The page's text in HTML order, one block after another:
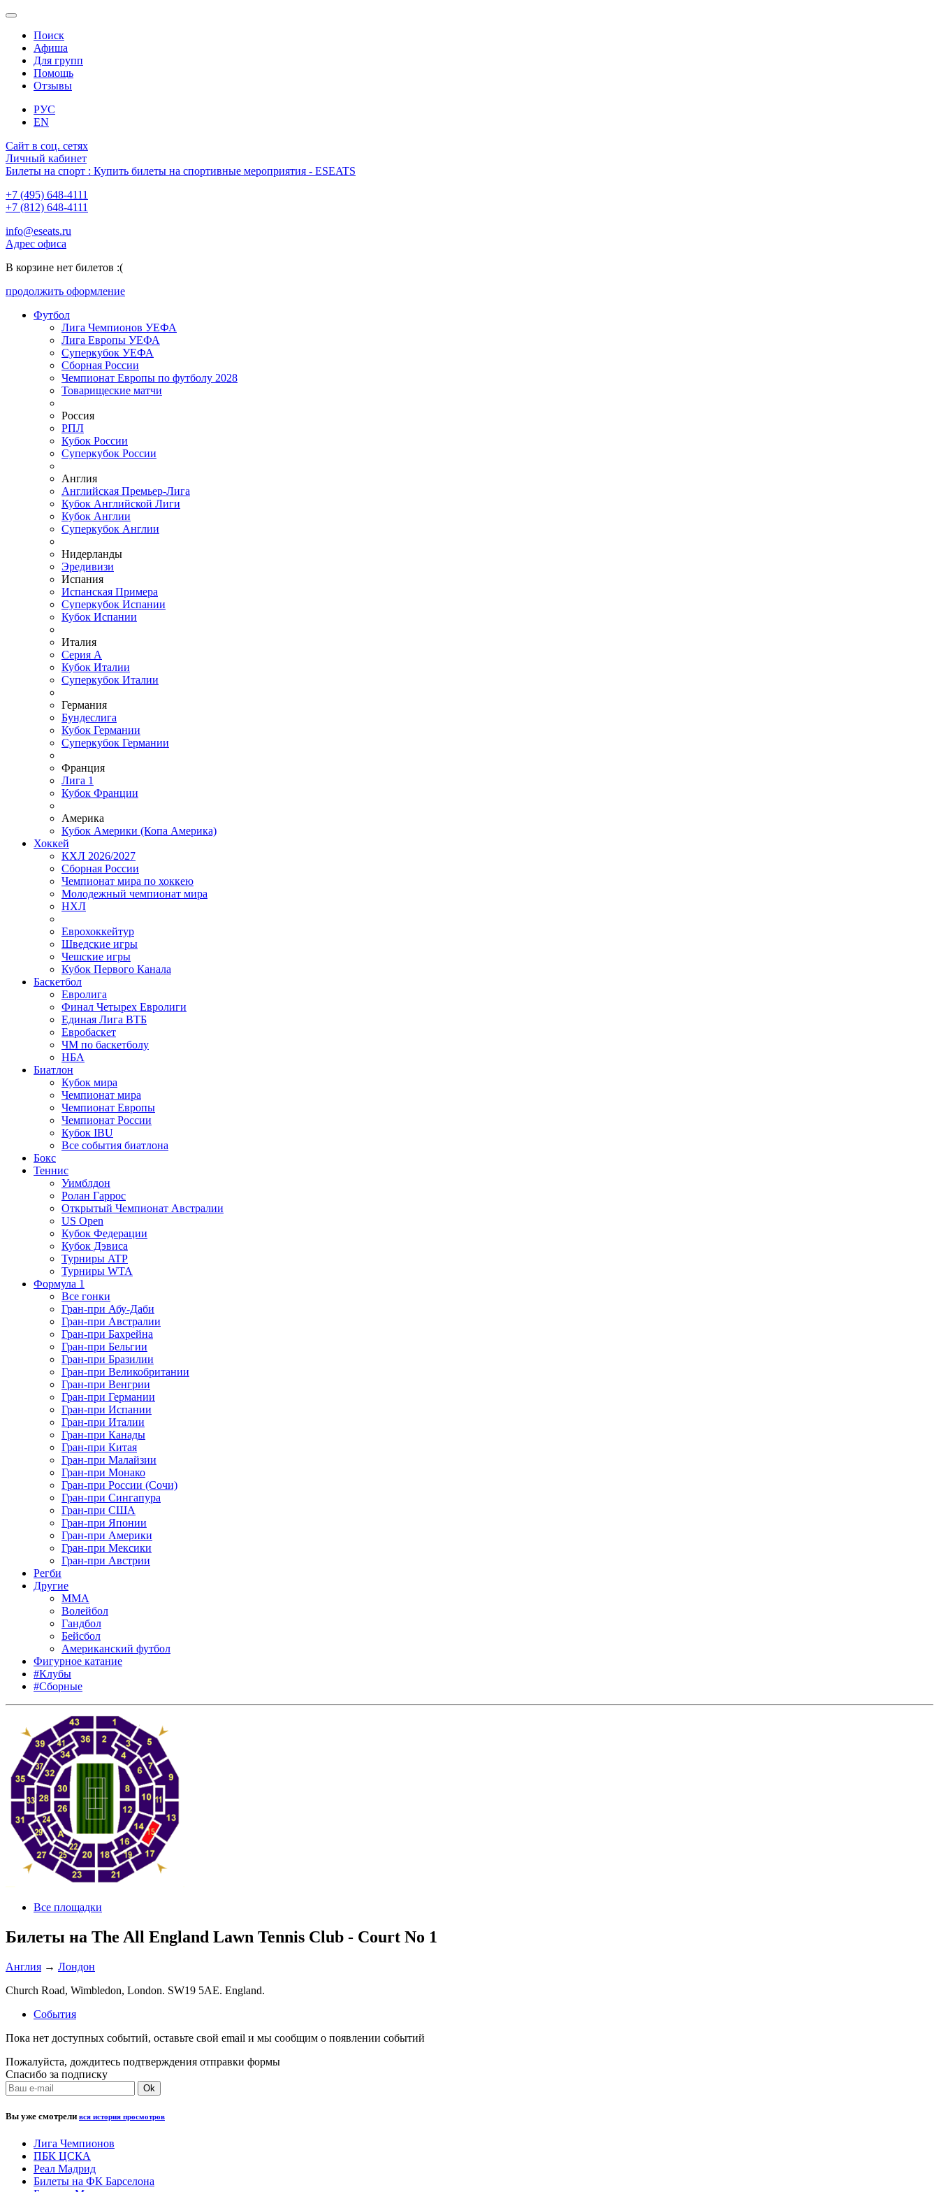
Поиск
Афиша
Для групп
Помощь
Отзывы
РУС
EN
Сайт в соц. сетях
Личный кабинет
Билеты на спорт : Купить билеты на спортивные мероприятия - ESEATS
+7 (495) 648-4111
+7 (812) 648-4111
info@eseats.ru
Адрес офиса
В корзине нет билетов :(
продолжить оформление
Футбол
Лига Чемпионов УЕФА
Лига Европы УЕФА
Суперкубок УЕФА
Сборная России
Чемпионат Европы по футболу 2028
Товарищеские матчи
Россия
РПЛ
Кубок России
Суперкубок России
Англия
Английская Премьер-Лига
Кубок Английской Лиги
Кубок Англии
Суперкубок Англии
Нидерланды
Эредивизи
Испания
Испанская Примера
Суперкубок Испании
Кубок Испании
Италия
Серия А
Кубок Италии
Суперкубок Италии
Германия
Бундеслига
Кубок Германии
Суперкубок Германии
Франция
Лига 1
Кубок Франции
Америка
Кубок Америки (Копа Америка)
Хоккей
КХЛ 2026/2027
Сборная России
Чемпионат мира по хоккею
Молодежный чемпионат мира
НХЛ
Еврохоккейтур
Шведские игры
Чешские игры
Кубок Первого Канала
Баскетбол
Евролига
Финал Четырех Евролиги
Единая Лига ВТБ
Евробаскет
ЧМ по баскетболу
НБА
Биатлон
Кубок мира
Чемпионат мира
Чемпионат Европы
Чемпионат России
Кубок IBU
Все события биатлона
Бокс
Теннис
Уимблдон
Ролан Гаррос
Открытый Чемпионат Австралии
US Open
Кубок Федерации
Кубок Дэвиса
Турниры ATP
Турниры WTA
Формула 1
Все гонки
Гран-при Абу-Даби
Гран-при Австралии
Гран-при Бахрейна
Гран-при Бельгии
Гран-при Бразилии
Гран-при Великобритании
Гран-при Венгрии
Гран-при Германии
Гран-при Испании
Гран-при Италии
Гран-при Канады
Гран-при Китая
Гран-при Малайзии
Гран-при Монако
Гран-при России (Сочи)
Гран-при Сингапура
Гран-при США
Гран-при Японии
Гран-при Америки
Гран-при Мексики
Гран-при Австрии
Регби
Другие
MMA
Волейбол
Гандбол
Бейсбол
Американский футбол
Фигурное катание
#Клубы
#Сборные
Все площадки
Билеты на The All England Lawn Tennis Club - Court No 1
Англия → Лондон
Church Road, Wimbledon, London. SW19 5AE. England.
События
Пока нет доступных событий, оставьте свой email и мы сообщим о появлении событий
Пожалуйста, дождитесь подтверждения отправки формы
Спасибо за подписку
Вы уже смотрели вся история просмотров
Лига Чемпионов
ПБК ЦСКА
Реал Мадрид
Билеты на ФК Барселона